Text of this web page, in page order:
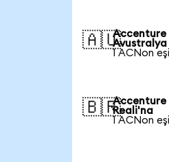
🇦🇺Accenture
Avustralya
1 ACNon
🇧🇷Accenture
Reali'na
1 ACNon